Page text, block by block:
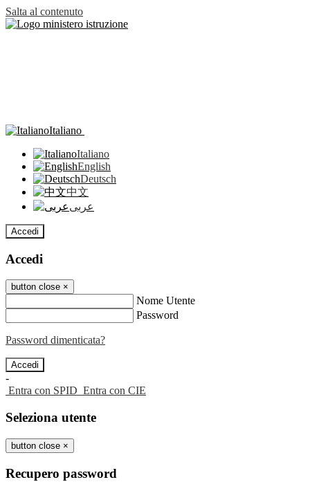
Salta al contenuto
Italiano
Italiano
English
Deutsch
中文
عربى
Accedi
Accedi
button close ×
Nome Utente
Password
Password dimenticata?
-
Entra con SPID Entra con CIE
Seleziona utente
button close ×
Recupero password